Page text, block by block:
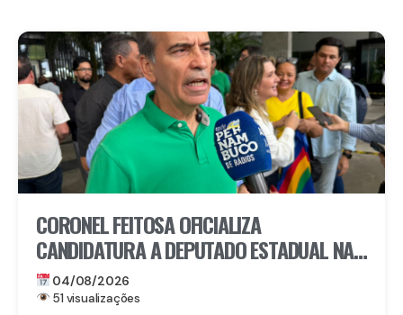
CORONEL FEITOSA OFICIALIZA
CANDIDATURA A DEPUTADO ESTADUAL NA
CONVENÇÃO DO PL PERNAMBUCO
04/08/2026
51 visualizações